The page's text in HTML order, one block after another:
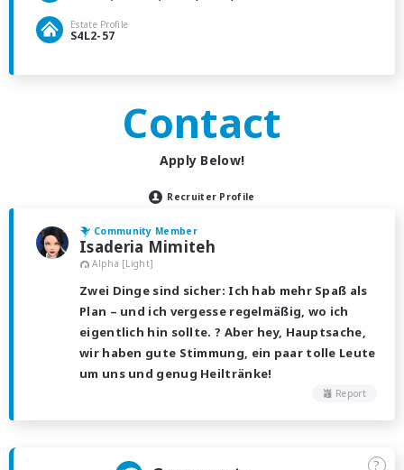
Estate Profile
S4L2-57
Contact
Apply Below!
Recruiter Profile
Community Member
Isaderia Mimiteh
Alpha [Light]
Zwei Dinge sind sicher: Ich hab mehr Spaß als
Plan – und ich vergesse regelmäßig, wo ich
eigentlich hin sollte. ? Aber hey, Hauptsache,
wir haben gute Stimmung, ein paar tolle Leute
um uns und genug Heiltränke!
Report
?